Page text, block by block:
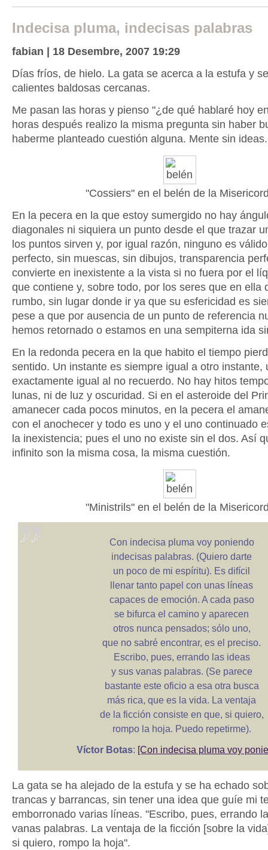
Indecisa pluma, indecisas palabras
fabian | 18 Desembre, 2007 19:29
Días fríos, de hielo. La gata se acerca a la estufa y
calientes baldosas cercanas.
Me pasan las horas y pienso "¿de qué hablaré hoy
horas después realizo la misma pregunta sin haber
haberme planteado cuestión alguna. Mente sin ideas.
"Cossiers" en el belén de la
En la pecera en la que estoy sumergido no hay
diagonales ni siquiera un punto desde el que trazar
los puntos sirven y, por igual razón, ninguno es
perfecto, sin muescas, sin dibujos, transparencia
convierte en inexistente a la vista si no fuera por el
que contiene y, sobre todo, por los seres que en ella
rumbo, sin lugar donde ir ya que su esfericidad es
pese a que por ausencia de un punto de referencia
hemos retornado o estamos en una sempiterna ida
En la redonda pecera en la que habito el tiempo
sentido. Un instante es siempre igual a otro instante,
exactamente igual al no recuerdo. No hay hitos
lunas, ni de luz y oscuridad. Si en el asteroide del
amanecer cada pocos minutos, en la pecera el
con el anochecer y todo es uno y el uno continuado
la inexistencia; pues el uno no existe sin el dos. Así
infinito son la misma cosa, la misma cuestión.
"Ministrils" en el belén de la
Con indecisa pluma voy poniendo
indecisas palabras. (Quiero darte
un poco de mi espíritu). Es difícil
llenar tanto papel con unas líneas
capaces de emoción. A cada paso
se bifurca el camino y aparecen
otros nunca pensados; sólo uno,
que no sabré encontrar, es el preciso.
Escribo, pues, errando las ideas
y sus vanas palabras. (Se parece
bastante este oficio a esa otra busca
más rica, que es la vida. La ventaja
de la ficción consiste en que, si quiero,
rompo la hoja. Puedo repetirme).
Víctor Botas: [Con indecisa pluma voy
La gata se ha alejado de la estufa y se ha echado
trancas y barrancas, sin tener una idea que guíe mi
emborronado varias líneas. "Escribo, pues, errando
vanas palabras. La ventaja de la ficción [sobre la
si quiero, rompo la hoja".